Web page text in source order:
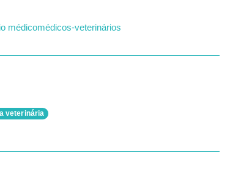
médicomédicos-veterinários
veterinária